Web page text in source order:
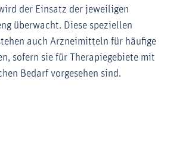
der Einsatz der jeweiligen
überwacht. Diese speziellen
auch Arzneimitteln für häufige
sofern sie für Therapiegebiete mit
Bedarf vorgesehen sind.